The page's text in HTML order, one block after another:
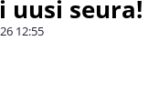
uusi seura!
12:55